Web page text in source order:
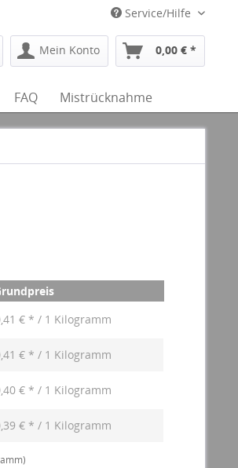
Service/Hilfe
Mein Konto 0,00 € *
FAQ Mistrücknahme
€ * / 1 Kilogramm
€ * / 1 Kilogramm
€ * / 1 Kilogramm
€ * / 1 Kilogramm